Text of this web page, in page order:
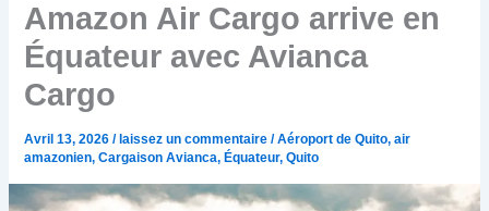
Amazon Air Cargo arrive en
Équateur avec Avianca
Cargo
Avril 13, 2026/ laissez un commentaire /Aéroport de Quito,air
amazonien,Cargaison Avianca, Équateur,Quito